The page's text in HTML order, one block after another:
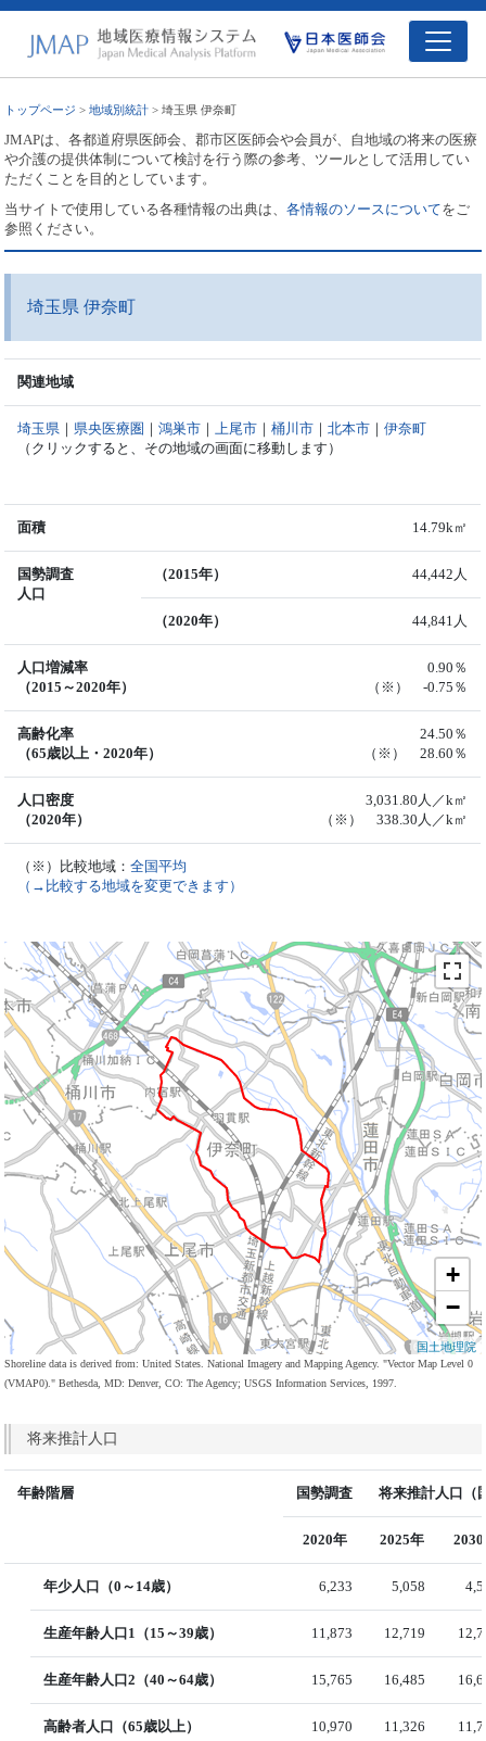
トップページ >地域別統計 > 埼玉県 伊奈町
JMAPは、各都道府県医師会、郡市区医師会や会員が、自地域の将来の医療
や介護の提供体制について検討を行う際の参考、ツールとして活用してい
ただくことを目的としています。
当サイトで使用している各種情報の出典は、各情報のソースについてをご
参照ください。
埼玉県 伊奈町
関連地域
埼玉県 ｜ 県央医療圏 ｜鴻巣市 ｜ 上尾市 ｜桶川市 ｜北本市 ｜伊奈町
（クリックすると、その地域の画面に移動します）
面積 14.79k㎡
国勢調査
人口
（2015年） 44,442人
（2020年） 44,841人
人口増減率
（2015～2020年）
0.90％
（※） -0.75％
高齢化率
（65歳以上・2020年）
24.50％
（※） 28.60％
人口密度
（2020年）
3,031.80人／k㎡
（※） 338.30人／k㎡
（※）比較地域：全国平均
（→比較する地域を変更できます）
+
−
国土地理院
Shoreline data is derived from: United States. National Imagery and Mapping Agency. "Vector Map Level 0
(VMAP0)." Bethesda, MD: Denver, CO: The Agency; USGS Information Services, 1997.
将来推計人口
年齢階層 国勢調査 将来推計人口（
2020年 2025年
年少人口（0～14歳） 6,233 5,058
生産年齢人口1（15～39歳） 11,873 12,719
生産年齢人口2（40～64歳） 15,765 16,485
高齢者人口（65歳以上） 10,970 11,326